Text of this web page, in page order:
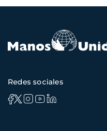
Redes sociales